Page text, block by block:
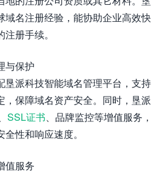
域名注册经验，能协助企业高效快
册手续。
与保护
垦派科技智能域名管理平台，支持
，保障域名资产安全。同时，垦派
SSL证书、品牌监控等增值服务，
性和响应速度。
值服务